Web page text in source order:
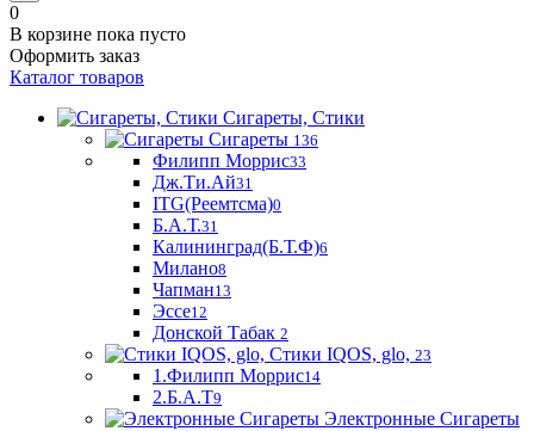
0
В корзине пока пусто
Оформить заказ
Каталог товаров
Сигареты, Стики
Сигареты 136
Филипп Моррис33
Дж.Ти.Ай31
ITG(Реемтсма)0
Б.А.Т.31
Калининград(Б.Т.Ф)6
Милано8
Чапман13
Эссе12
Донской Табак 2
Стики IQOS, glo, 23
1.Филипп Моррис14
2.Б.А.Т9
Электронные Сигареты